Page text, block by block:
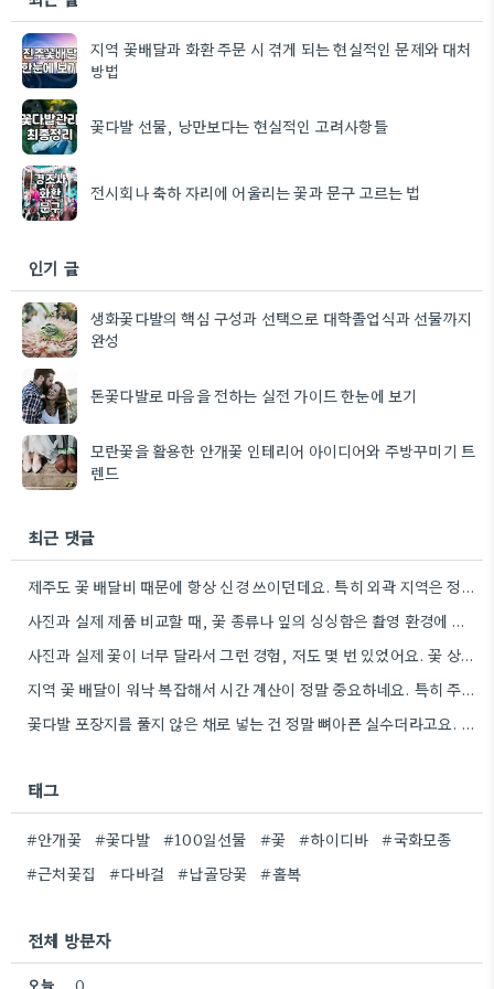
지역 꽃배달과 화환 주문 시 겪게 되는 현실적인 문제와 대처
방법
꽃다발 선물, 낭만보다는 현실적인 고려사항들
전시회나 축하 자리에 어울리는 꽃과 문구 고르는 법
인기 글
생화꽃다발의 핵심 구성과 선택으로 대학졸업식과 선물까지
완성
돈꽃다발로 마음을 전하는 실전 가이드 한눈에 보기
모란꽃을 활용한 안개꽃 인테리어 아이디어와 주방꾸미기 트
렌드
최근 댓글
제주도 꽃 배달비 때문에 항상 신경 쓰이던데요. 특히 외곽 지역은 정말 차이가 커서, 주문 전에…
사진과 실제 제품 비교할 때, 꽃 종류나 잎의 싱싱함은 촬영 환경에 따라 정말 많이 달라지더라구요.
사진과 실제 꽃이 너무 달라서 그런 경험, 저도 몇 번 있었어요. 꽃 상태 확인하기 위해…
지역 꽃 배달이 워낙 복잡해서 시간 계산이 정말 중요하네요. 특히 주말이나 공휴일에는 더 신경 써야…
꽃다발 포장지를 풀지 않은 채로 넣는 건 정말 뼈아픈 실수더라고요. 물갈이까지 귀찮다는 게 현실이네요.
태그
#안개꽃 #꽃다발 #100일선물 #꽃 #하이디바
#국화모종
#근처꽃집
#다바걸 #납골당꽃 #홀복
전체 방문자